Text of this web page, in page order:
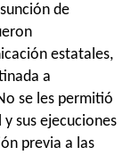
de
estatales,
a
se les permitió
sus ejecuciones
previa a las